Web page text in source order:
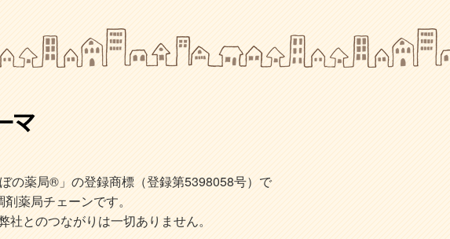
の薬局®」の登録商標（登録第5398058号）で
薬局チェーンです。
とのつながりは一切ありません。